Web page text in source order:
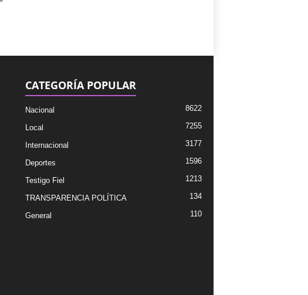
CATEGORÍA POPULAR
Nacional 8622
Local 7255
Internacional 3177
Deportes 1596
Testigo Fiel 1213
TRANSPARENCIA POLÍTICA 134
General 110